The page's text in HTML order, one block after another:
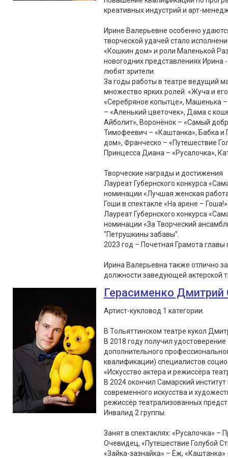
креативных индустрий и арт-
Ирине Валерьевне особенно
творческой удачей стало
«Кошкин дом» и роли Маленькой
новогодних представлениях Ирина
любят зрители.
За годы работы в театре ведущий
множество ярких ролей: «Жуча и
«Серебряное копытце», Машенька
– «Аленький цветочек», Дама с
Айболит», Воронёнок – «Самый
Тимофеевич – «Каштанка», Бабка и
дом», Франческо – «Путешествие
Принцесса Диана – «Русалочка»,
Творческие награды и достижения
Лауреат Губернского конкурса
номинации «Лучшая женская
Гоши в спектакле «На арене – Гоша!»
Лауреат Губернского конкурса
номинации «За Творческий
"Петрушкины забавы".
2023 год – Почетная Грамота главы
Ирина Валерьевна также отлично
должности заведующей актерской
Герасименко Дмитрий
Артист-кукловод 1 категории.
В Тольяттинском театре кукол
В 2018 году получил
дополнительного
квалификации) специалистов
«Искусство актера и режиссёра
В 2024 окончил Самарский
современного искусства и
режиссёр театрализованных
Инвалид 2 группы.
Занят в спектаклях: «Русалочка»
Очевидец, «Путешествие Голубой
«Зайка-зазнайка» – Ёж,